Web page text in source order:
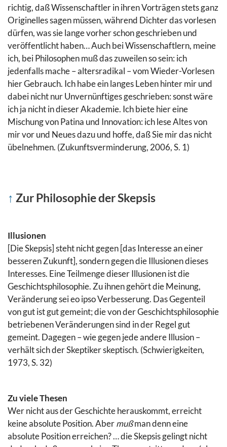
richtig, daß Wissenschaftler in ihren Vorträgen stets ganz
Originelles sagen müssen, während Dichter das vorlesen
dürfen, was sie lange vorher schon geschrieben und
veröffentlicht haben… Auch bei Wissenschaftlern, meine
ich, bei Philosophen muß das zuweilen so sein: ich
jedenfalls mache – altersradikal – vom Wieder-Vorlesen
hier Gebrauch. Ich habe ein langes Leben hinter mir und
dabei nicht nur Unvernünftiges geschrieben: sonst wäre
ich ja nicht in dieser Akademie. Ich biete hier eine
Mischung von Patina und Innovation: ich lese Altes von
mir vor und Neues dazu und hoffe, daß Sie mir das nicht
übelnehmen. (Zukunftsverminderung, 2006, S. 1)
↑ Zur Philosophie der Skepsis
Illusionen
[Die Skepsis] steht nicht gegen [das Interesse an einer
besseren Zukunft], sondern gegen die Illusionen dieses
Interesses. Eine Teilmenge dieser Illusionen ist die
Geschichtsphilosophie. Zu ihnen gehört die Meinung,
Veränderung sei eo ipso Verbesserung. Das Gegenteil
von gut ist gut gemeint; die von der Geschichtsphilosophie
betriebenen Veränderungen sind in der Regel gut
gemeint. Dagegen – wie gegen jede andere Illusion –
verhält sich der Skeptiker skeptisch. (Schwierigkeiten,
1973, S. 32)
Zu viele Thesen
Wer nicht aus der Geschichte herauskommt, erreicht
keine absolute Position. Abermußman denn eine
absolute Position erreichen? … die Skepsis gelingt nicht